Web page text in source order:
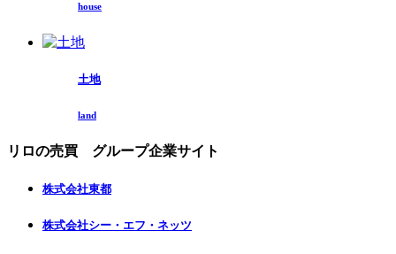
house
土地
land
リロの売買 グループ企業サイト
株式会社東都
株式会社シー・エフ・ネッツ